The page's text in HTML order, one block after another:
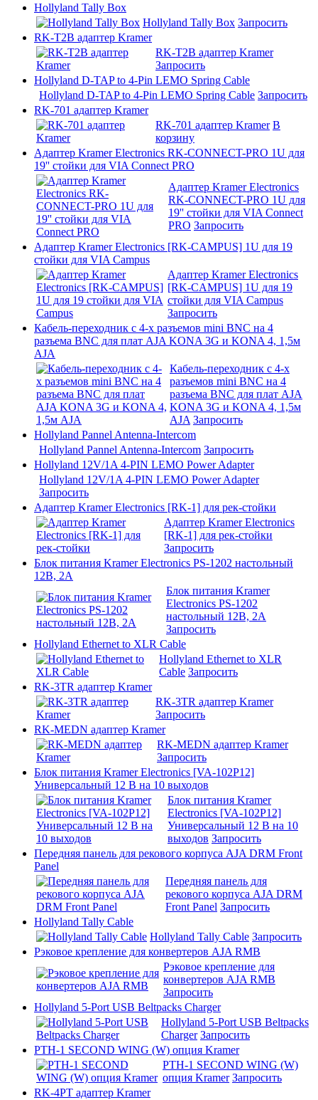
Hollyland Tally Box
Hollyland Tally Box Запросить
RK-T2B адаптер Kramer
RK-T2B адаптер Kramer
Запросить
Hollyland D-TAP to 4-Pin LEMO Spring Cable
Hollyland D-TAP to 4-Pin LEMO Spring Cable Запросить
RK-701 адаптер Kramer
RK-701 адаптер Kramer В
корзину
Адаптер Kramer Electronics RK-CONNECT-PRO 1U для
19'' стойки для VIA Connect PRO
Адаптер Kramer Electronics
RK-CONNECT-PRO 1U для
19'' стойки для VIA Connect
PRO Запросить
Адаптер Kramer Electronics [RK-CAMPUS] 1U для 19
стойки для VIA Campus
Адаптер Kramer Electronics
[RK-CAMPUS] 1U для 19
стойки для VIA Campus
Запросить
Кабель-переходник с 4-х разъемов mini BNC на 4
разъема BNC для плат AJA KONA 3G и KONA 4, 1,5м
AJA
Кабель-переходник с 4-х
разъемов mini BNC на 4
разъема BNC для плат AJA
KONA 3G и KONA 4, 1,5м
AJA Запросить
Hollyland Pannel Antenna-Intercom
Hollyland Pannel Antenna-Intercom Запросить
Hollyland 12V/1A 4-PIN LEMO Power Adapter
Hollyland 12V/1A 4-PIN LEMO Power Adapter
Запросить
Адаптер Kramer Electronics [RK-1] для рек-стойки
Адаптер Kramer Electronics
[RK-1] для рек-стойки
Запросить
Блок питания Kramer Electronics PS-1202 настольный
12В, 2А
Блок питания Kramer
Electronics PS-1202
настольный 12В, 2А
Запросить
Hollyland Ethernet to XLR Саblе
Hollyland Ethernet to XLR
Саblе Запросить
RK-3TR адаптер Kramer
RK-3TR адаптер Kramer
Запросить
RK-MEDN адаптер Kramer
RK-MEDN адаптер Kramer
Запросить
Блок питания Kramer Electronics [VA-102P12]
Универсальный 12 В на 10 выходов
Блок питания Kramer
Electronics [VA-102P12]
Универсальный 12 В на 10
выходов Запросить
Передняя панель для рекового корпуса AJA DRM Front
Panel
Передняя панель для
рекового корпуса AJA DRM
Front Panel Запросить
Hollyland Tally Cable
Hollyland Tally Cable Запросить
Рэковое крепление для конвертеров AJA RMB
Рэковое крепление для
конвертеров AJA RMB
Запросить
Hollyland 5-Port USB Beltpacks Charger
Hollyland 5-Port USB Beltpacks
Charger Запросить
PTH-1 SECOND WING (W) опция Kramer
PTH-1 SECOND WING (W)
опция Kramer Запросить
RK-4PT адаптер Kramer